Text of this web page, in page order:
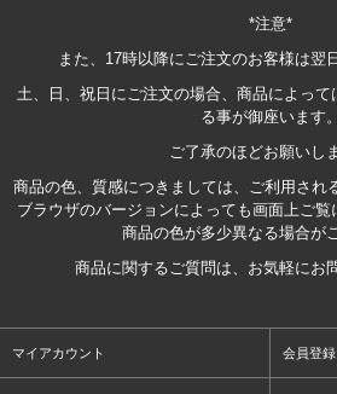
*注意*
また、17時以降にご注文のお客様は翌
土、日、祝日にご注文の場合、商品によっ
る事が御座います。
ご了承のほどお願いし
商品の色、質感につきましては、ご利用され
ブラウザのバージョンによっても画面上ご
商品の色が多少異なる場合が
商品に関するご質問は、お気軽にお
マイアカウント 会員登録